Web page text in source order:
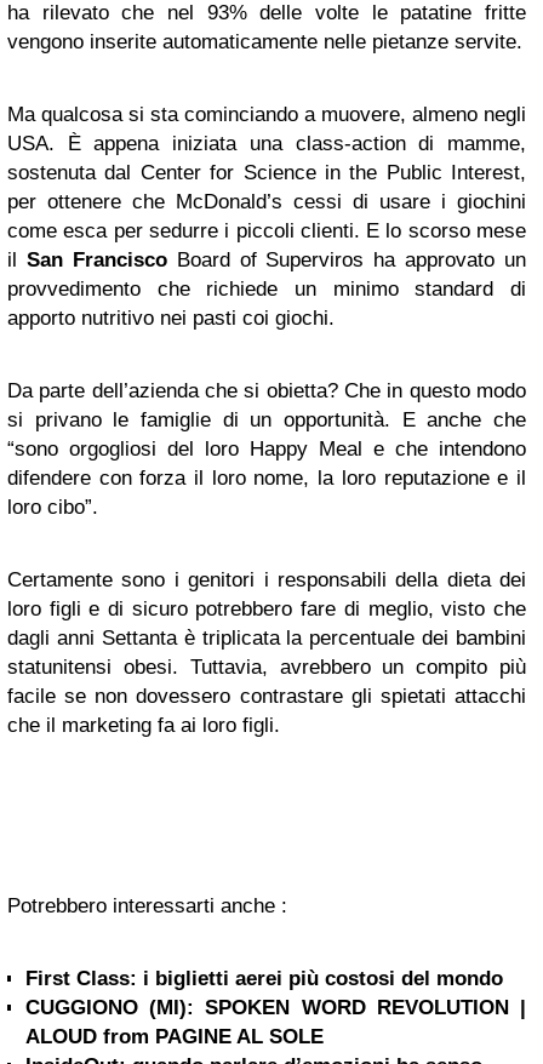
ha rilevato che nel 93% delle volte le patatine fritte
vengono inserite automaticamente nelle pietanze servite.
Ma qualcosa si sta cominciando a muovere, almeno negli
USA. È appena iniziata una class-action di mamme,
sostenuta dal Center for Science in the Public Interest,
per ottenere che McDonald’s cessi di usare i giochini
come esca per sedurre i piccoli clienti. E lo scorso mese
il San FranciscoBoard of Superviros ha approvato un
provvedimento che richiede un minimo standard di
apporto nutritivo nei pasti coi giochi.
Da parte dell’azienda che si obietta? Che in questo modo
si privano le famiglie di un opportunità. E anche che
“sono orgogliosi del loro Happy Meal e che intendono
difendere con forza il loro nome, la loro reputazione e il
loro cibo”.
Certamente sono i genitori i responsabili della dieta dei
loro figli e di sicuro potrebbero fare di meglio, visto che
dagli anni Settanta è triplicata la percentuale dei bambini
statunitensi obesi. Tuttavia, avrebbero un compito più
facile se non dovessero contrastare gli spietati attacchi
che il marketing fa ai loro figli.
Potrebbero interessarti anche :
First Class: i biglietti aerei più costosi del mondo
CUGGIONO (MI): SPOKEN WORD REVOLUTION |
ALOUD from PAGINE AL SOLE